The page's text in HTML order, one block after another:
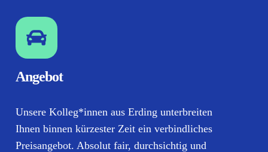
Angebot
Unsere Kolleg*innen aus Erding unterbreiten
Ihnen binnen kürzester Zeit ein verbindliches
Preisangebot. Absolut fair, durchsichtig und